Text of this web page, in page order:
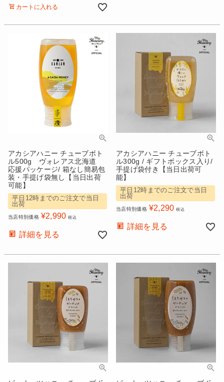
カートに入れる
アカシアハニー チューブボト
ル500g ヴォレアス北海道
応援パッケージ/ 箱なし簡易包
装・手提げ袋無し【当日出荷
可能】
平日12時までのご注文で当日
出荷
当店特別価格 ¥2,990 税込
詳細を見る
アカシアハニー チューブボト
ル300g / ギフトボックス入り/
手提げ袋付き【当日出荷可
能】
平日12時までのご注文で当日
出荷
当店特別価格 ¥2,290 税込
詳細を見る